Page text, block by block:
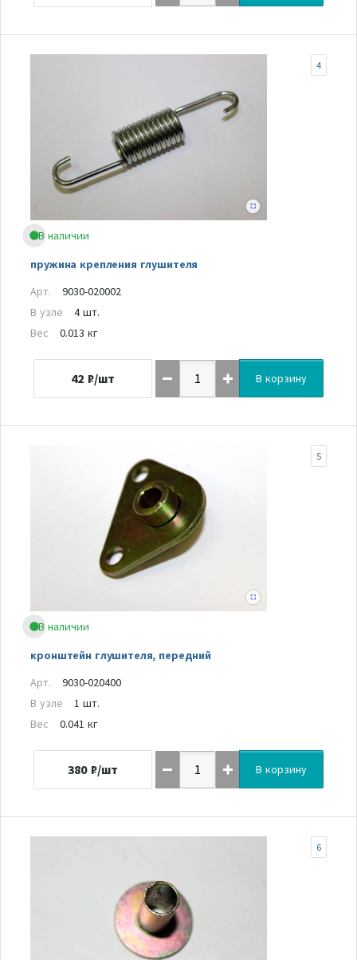
В наличии
пружина крепления глушителя
4
Арт.
9030-020002
В узле
4 шт.
Вес
0.013 кг
42 ₽/шт В корзину
В наличии
кронштейн глушителя, передний
5
Арт.
9030-020400
В узле
1 шт.
Вес
0.041 кг
380 ₽/шт В корзину
6